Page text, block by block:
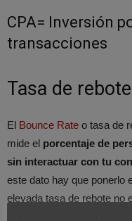
CPA= Inversión
transacciones
Tasa de rebote
El Bounce Rate o tasa de
mide el porcentaje de
sin interactuar con tu
este dato hay que ponerlo
elevada tasa de rebote no